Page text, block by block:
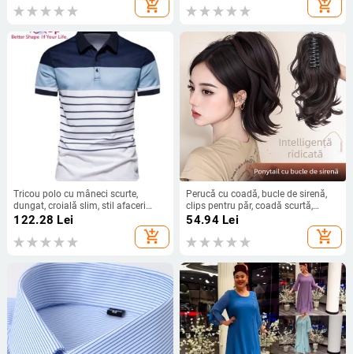
add_shopping_cart add_shopping_cart
Tricou polo cu mâneci scurte,
dungat, croială slim, stil afaceri
ușor
122.28 Lei
add_shopping_cart
Perucă cu coadă, bucle de sirenă,
clips pentru păr, coadă scurtă,
coroană înaltă, fir rezistent la
54.94Lei
add_shopping_cart